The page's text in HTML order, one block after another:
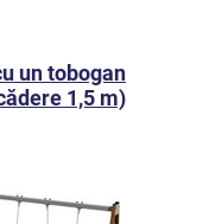
un tobogan
1,5 m)